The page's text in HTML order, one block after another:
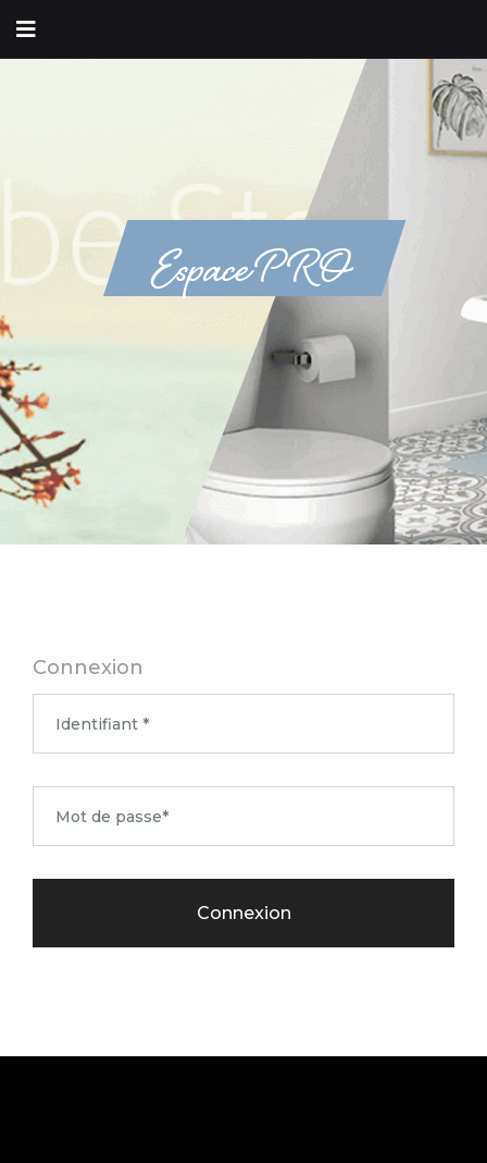
Espace PRO
Connexion
Connexion